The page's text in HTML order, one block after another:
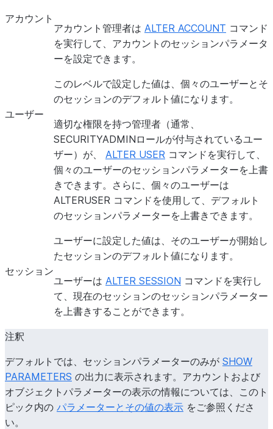
DEFAULT_DBT_VERSION
DISABLE_USER_PRIVILEGE_GRANTS
DISALLOWED_SPCS_WORKLOAD_TYPES
ENABLE_BUDGET_EVENT_LOGGING
ENABLE_EGRESS_COST_OPTIMIZER
アカウント
アカウント管理者は ALTER ACCOUNT コマンド
を実行して、アカウントのセッションパラメータ
ーを設定できます。
このレベルで設定した値は、個々のユーザーとそ
のセッションのデフォルト値になります。
ユーザー
適切な権限を持つ管理者（通常、
SECURITYADMINロールが付与されているユー
ザー）が、 ALTER USER コマンドを実行して、
個々のユーザーのセッションパラメーターを上書
きできます。さらに、個々のユーザーは
ALTERUSER コマンドを使用して、デフォルト
のセッションパラメーターを上書きできます。
ユーザーに設定した値は、そのユーザーが開始し
たセッションのデフォルト値になります。
セッション
ユーザーは ALTER SESSION コマンドを実行し
て、現在のセッションのセッションパラメーター
を上書きすることができます。
注釈
デフォルトでは、セッションパラメーターのみが SHOW
PARAMETERS の出力に表示されます。アカウントおよび
オブジェクトパラメーターの表示の情報については、このト
ピック内の パラメーターとその値の表示 をご参照くださ
い。